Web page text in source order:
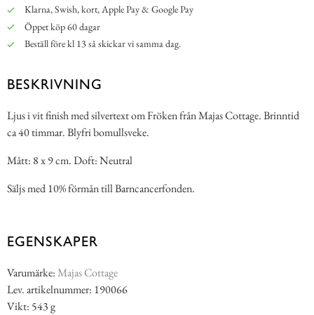
Klarna, Swish, kort, Apple Pay & Google Pay
Öppet köp 60 dagar
Beställ före kl 13 så skickar vi samma dag.
BESKRIVNING
Ljus i vit finish med silvertext om Fröken från Majas Cottage. Brinntid
ca 40 timmar. Blyfri bomullsveke.
Mått: 8 x 9 cm. Doft: Neutral
Säljs med 10% förmån till Barncancerfonden.
EGENSKAPER
Varumärke:Majas Cottage
Lev. artikelnummer: 190066
Vikt: 543 g